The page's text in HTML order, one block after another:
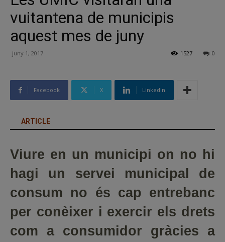
vuitantena de municipis
aquest mes de juny
juny 1, 2017 0
1527
Facebook X Linkedin
ARTICLE
Viure en un municipi on no hi
hagi un servei municipal de
consum no és cap entrebanc
per conèixer i exercir els drets
com a consumidor gràcies a